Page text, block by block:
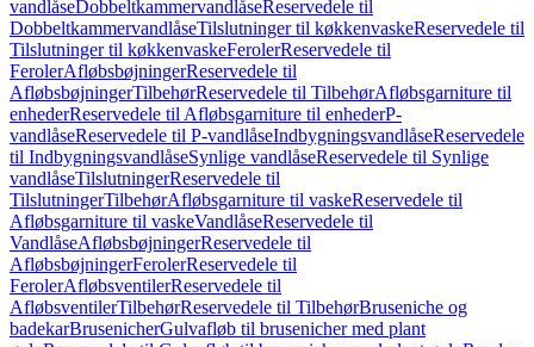
vandlåseDobbeltkammervandlåseReservedele til
DobbeltkammervandlåseTilslutninger til køkkenvaskeReservedele til
Tilslutninger til køkkenvaskeFerolerReservedele til
FerolerAfløbsbøjningerReservedele til
AfløbsbøjningerTilbehørReservedele til TilbehørAfløbsgarniture til
enhederReservedele til Afløbsgarniture til enhederP-
vandlåseReservedele til P-vandlåseIndbygningsvandlåseReservedele
til IndbygningsvandlåseSynlige vandlåseReservedele til Synlige
vandlåseTilslutningerReservedele til
TilslutningerTilbehørAfløbsgarniture til vaskeReservedele til
Afløbsgarniture til vaskeVandlåseReservedele til
VandlåseAfløbsbøjningerReservedele til
AfløbsbøjningerFerolerReservedele til
FerolerAfløbsventilerReservedele til
AfløbsventilerTilbehørReservedele til TilbehørBruseniche og
badekarBrusenicherGulvafløb til brusenicher med plant